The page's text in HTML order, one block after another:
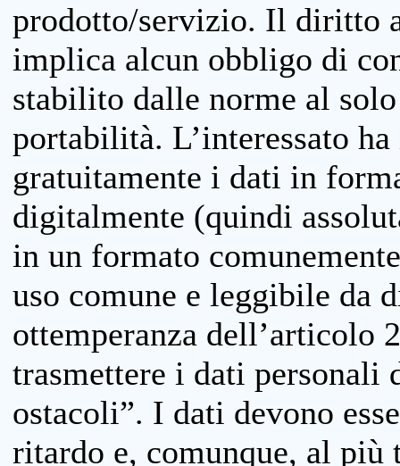
prodotto/servizio. Il diritto
implica alcun obbligo di
stabilito dalle norme al
portabilità. L’interessato
gratuitamente i dati in
digitalmente (quindi
in un formato
uso comune e leggibile da
ottemperanza dell’articolo
trasmettere i dati personali
ostacoli”. I dati devono
ritardo e, comunque, al più